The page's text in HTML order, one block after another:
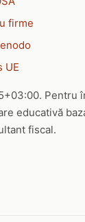
firme
UE
Pentru
educativă
fiscal.